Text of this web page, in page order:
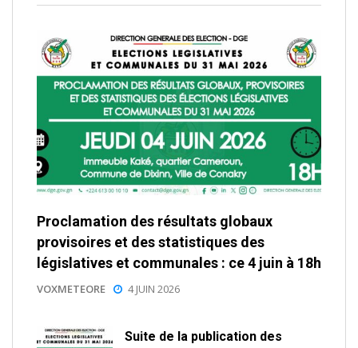
Proclamation des résultats globaux
provisoires et des statistiques des
législatives et communales : ce 4 juin à 18h
VOXMETEORE 4 JUIN 2026
Suite de la publication des